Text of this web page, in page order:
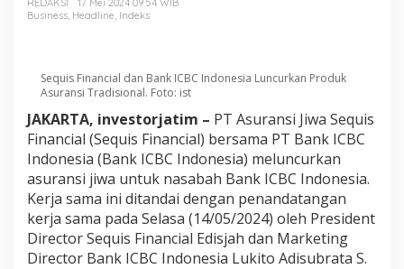
REDAKSI
17 Mei 2024 09:54 WIB
Business, Headline, Indeks
Sequis Financial dan Bank ICBC Indonesia Luncurkan Produk
Asuransi Tradisional. Foto: ist
JAKARTA, investorjatim – PT Asuransi Jiwa Sequis
Financial (Sequis Financial) bersama PT Bank ICBC
Indonesia (Bank ICBC Indonesia) meluncurkan
asuransi jiwa untuk nasabah Bank ICBC Indonesia.
Kerja sama ini ditandai dengan penandatangan
kerja sama pada Selasa (14/05/2024) oleh President
Director Sequis Financial Edisjah dan Marketing
Director Bank ICBC Indonesia Lukito Adisubrata S.